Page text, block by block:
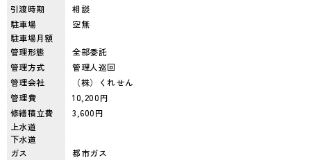
引渡時期
相談
駐車場
空無
駐車場月額
管理形態
全部委託
管理方式
管理人巡回
管理会社
（株）くれせん
管理費
10,200円
修繕積立費
3,600円
上水道
下水道
ガス
都市ガス